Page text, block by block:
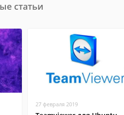
статьи
27 февраля 2019